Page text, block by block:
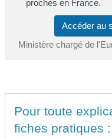
proches en France.
Accéder au
Ministère chargé de
Pour toute
fiches pratiques :